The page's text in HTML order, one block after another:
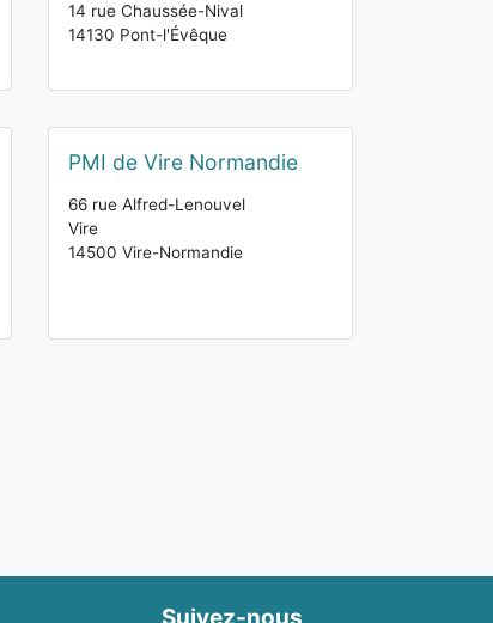
14 rue Chaussée-Nival
14130 Pont-l'Évêque
PMI de Vire Normandie
66 rue Alfred-Lenouvel
Vire
14500 Vire-Normandie
Suivez-nous